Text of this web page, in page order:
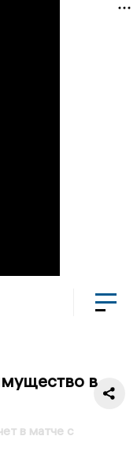
в
в матче с